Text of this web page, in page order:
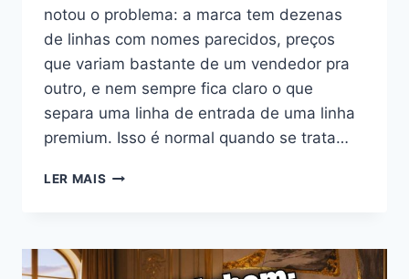
notou o problema: a marca tem dezenas
de linhas com nomes parecidos, preços
que variam bastante de um vendedor pra
outro, e nem sempre fica claro o que
separa uma linha de entrada de uma linha
premium. Isso é normal quando se trata…
LER MAIS COLCHÃO
ANÁLISE
COMPLETA